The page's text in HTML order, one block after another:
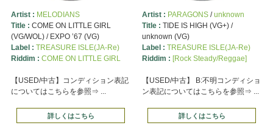
Artist : MELODIANS
Title : COME ON LITTLE GIRL
(VG/WOL) / EXPO ’67 (VG)
Label : TREASURE ISLE(JA-Re)
Riddim : COME ON LITTLE GIRL
【USED/中古】コンディション表記
についてはこちらを参照⇒ ...
詳しくはこちら
Artist : PARAGONS/unknown
Title : TIDE IS HIGH (VG+) /
unknown (VG)
Label : TREASURE ISLE(JA-Re)
Riddim : [Rock Steady/Reggae]
【USED/中古】 B:不明コンディショ
ン表記についてはこちらを参照⇒ ...
詳しくはこちら